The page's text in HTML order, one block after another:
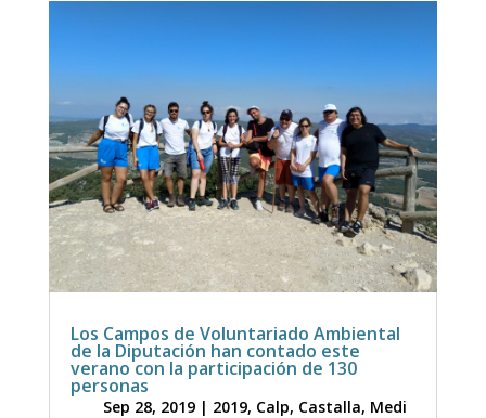
Los Campos de Voluntariado Ambiental
de la Diputación han contado este
verano con la participación de 130
personas
Sep 28, 2019| 2019, Calp, Castalla, Medi